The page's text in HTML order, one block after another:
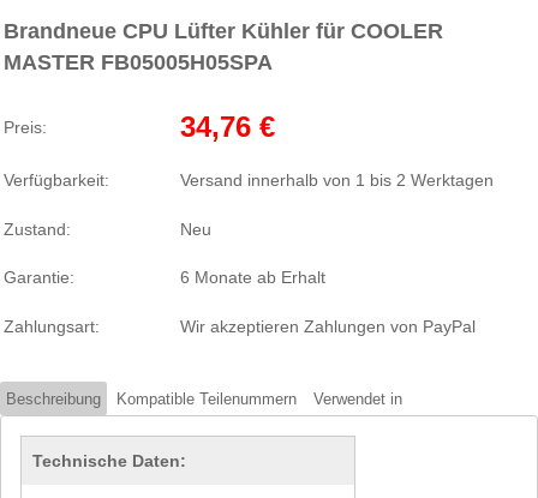
Brandneue CPU Lüfter Kühler für COOLER
MASTER FB05005H05SPA
Preis: 34,76 €
Verfügbarkeit: Versand innerhalb von 1 bis 2 Werktagen
Zustand: Neu
Garantie: 6 Monate ab Erhalt
Zahlungsart: Wir akzeptieren Zahlungen von PayPal
Beschreibung Kompatible Teilenummern Verwendet in
Technische Daten: